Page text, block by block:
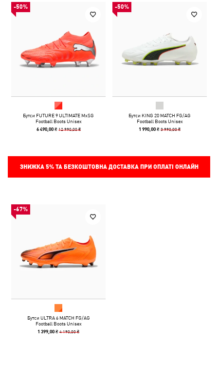
-50%
Бутси FUTURE 9 ULTIMATE MxSG
Football Boots Unisex
6 490,00 ₴ 12 990,00 ₴
-50%
Бутси KING 20 MATCH FG/AG
Football Boots Unisex
1 990,00 ₴3 990,00 ₴
ЗНИЖКА 5%ТА БЕЗКОШТОВНА ДОСТАВКА ПРИ ОПЛАТІ ОНЛАЙН
-67%
Бутси ULTRA 6 MATCH FG/AG
Football Boots Unisex
1 399,00 ₴4 190,00 ₴